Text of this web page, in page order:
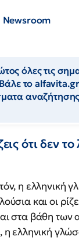
όλες τις
Βάλε το
ότι δεν το
η ελληνική
και οι
στα βάθη των
η ελληνική